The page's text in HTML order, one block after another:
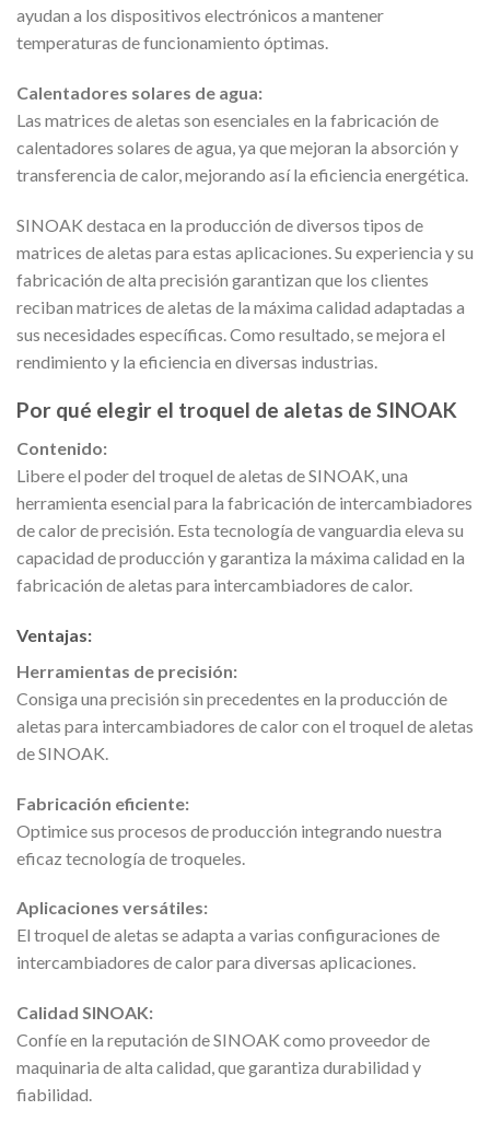
ayudan a los dispositivos electrónicos a mantener
temperaturas de funcionamiento óptimas.
Calentadores solares de agua:
Las matrices de aletas son esenciales en la fabricación de
calentadores solares de agua, ya que mejoran la absorción y
transferencia de calor, mejorando así la eficiencia energética.
SINOAK destaca en la producción de diversos tipos de
matrices de aletas para estas aplicaciones. Su experiencia y su
fabricación de alta precisión garantizan que los clientes
reciban matrices de aletas de la máxima calidad adaptadas a
sus necesidades específicas. Como resultado, se mejora el
rendimiento y la eficiencia en diversas industrias.
Por qué elegir el troquel de aletas de SINOAK
Contenido:
Libere el poder del troquel de aletas de SINOAK, una
herramienta esencial para la fabricación de intercambiadores
de calor de precisión. Esta tecnología de vanguardia eleva su
capacidad de producción y garantiza la máxima calidad en la
fabricación de aletas para intercambiadores de calor.
Ventajas:
Herramientas de precisión:
Consiga una precisión sin precedentes en la producción de
aletas para intercambiadores de calor con el troquel de aletas
de SINOAK.
Fabricación eficiente:
Optimice sus procesos de producción integrando nuestra
eficaz tecnología de troqueles.
Aplicaciones versátiles:
El troquel de aletas se adapta a varias configuraciones de
intercambiadores de calor para diversas aplicaciones.
Calidad SINOAK:
Confíe en la reputación de SINOAK como proveedor de
maquinaria de alta calidad, que garantiza durabilidad y
fiabilidad.